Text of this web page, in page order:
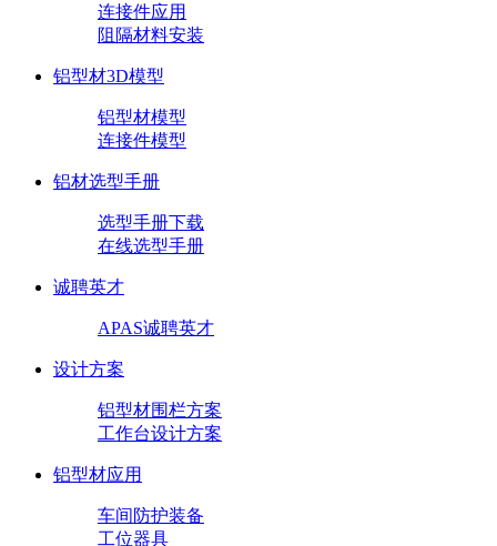
连接件应用
阻隔材料安装
铝型材3D模型
铝型材模型
连接件模型
铝材选型手册
选型手册下载
在线选型手册
诚聘英才
APAS诚聘英才
设计方案
铝型材围栏方案
工作台设计方案
铝型材应用
车间防护装备
工位器具